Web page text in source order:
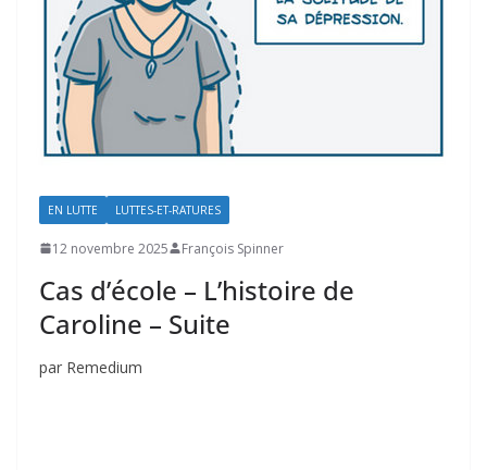
EN LUTTE LUTTES-ET-RATURES
12 novembre 2025 François Spinner
Cas d’école – L’histoire de
Caroline – Suite
par Remedium